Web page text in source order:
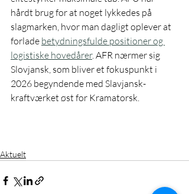
hårdt brug for at noget lykkedes på
slagmarken, hvor man dagligt oplever at
forlade betydningsfulde positioner og
logistiske hovedårer. AFR nærmer sig
Slovjansk, som bliver et fokuspunkt i
2026 begyndende med Slavjansk-
kraftværket øst for Kramatorsk.
Aktuelt